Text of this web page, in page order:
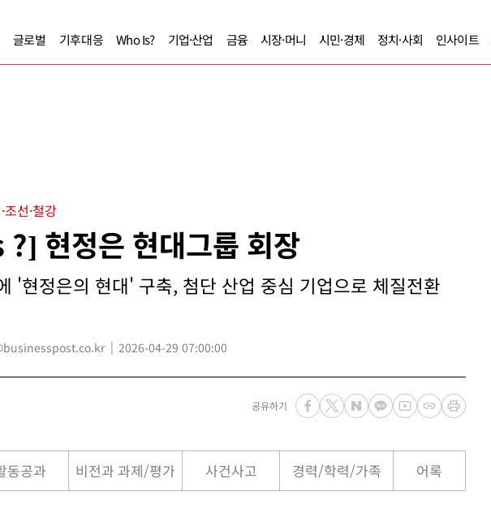
글로벌 기후대응 Who Is? 기업·산업 금융 시장·머니 시민·경제 정치·사회 인사이트
선·철강
현정은 현대그룹 회장
'현정은의 현대' 구축, 첨단 산업 중심 기업으로 체질전환
2026-04-29 07:00:00
공유하기
동공과 비전과 과제/평가 사건사고 경력/학력/가족 어록